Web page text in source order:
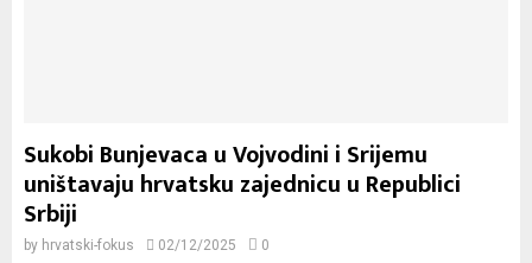
Sukobi Bunjevaca u Vojvodini i Srijemu
uništavaju hrvatsku zajednicu u Republici
Srbiji
by hrvatski-fokus 02/12/2025 0